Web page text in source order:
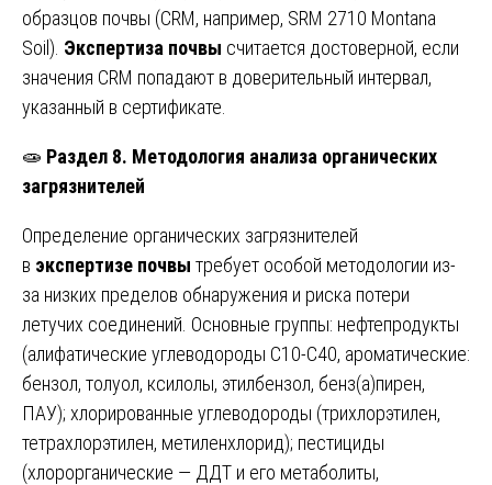
образцов почвы (CRM, например, SRM 2710 Montana
Soil). Экспертиза почвы считается достоверной, если
значения CRM попадают в доверительный интервал,
указанный в сертификате.
🧫 Раздел 8. Методология анализа органических
загрязнителей
Определение органических загрязнителей
в экспертизе почвы требует особой методологии из-
за низких пределов обнаружения и риска потери
летучих соединений. Основные группы: нефтепродукты
(алифатические углеводороды C10-C40, ароматические:
бензол, толуол, ксилолы, этилбензол, бенз(а)пирен,
ПАУ); хлорированные углеводороды (трихлорэтилен,
тетрахлорэтилен, метиленхлорид); пестициды
(хлорорганические — ДДТ и его метаболиты,